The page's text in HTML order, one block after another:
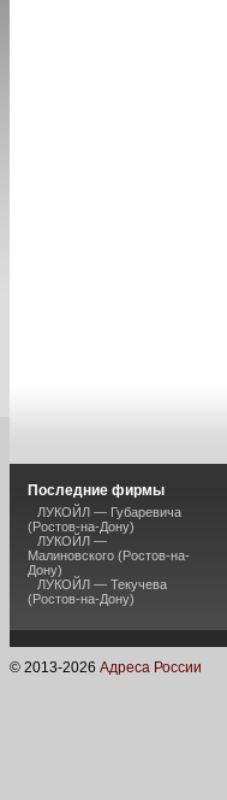
Последние фирмы
ЛУКОЙЛ — Губаревича
(Ростов-на-Дону)
ЛУКОЙЛ —
Малиновского (Ростов-на-
Дону)
ЛУКОЙЛ — Текучева
(Ростов-на-Дону)
© 2013-2026 Адреса России